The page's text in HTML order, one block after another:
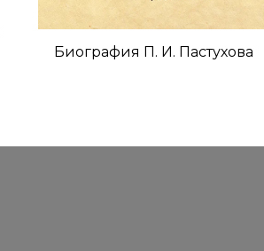
технического состава в
Московском центральном
аэропорту Ходынка 1933г.
Биография П. И. Пастухова